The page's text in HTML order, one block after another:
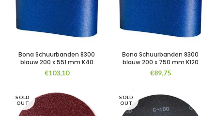
Bona Schuurbanden 8300
blauw 200 x 551 mm K40
€103,10
Bona Schuurbanden 8300
blauw 200 x 750 mm K120
€89,75
SOLD
OUT
SOLD
OUT